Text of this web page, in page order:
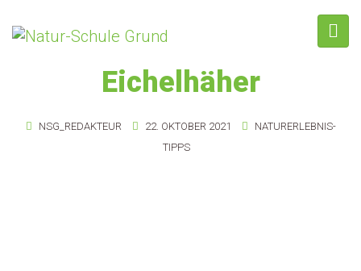
Eichelhäher
NSG_REDAKTEUR 22. OKTOBER 2021
NATURERLEBNIS-
TIPPS